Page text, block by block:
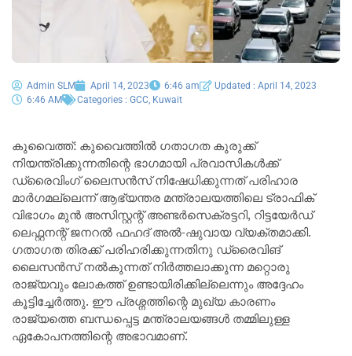
Admin SLM April 14, 2023 6:46 am
Updated : April 14, 2023
6:46 AM
Categories : GCC Kuwait
കുവൈത്ത്: കുവൈത്തിൽ ഗതാഗത കുരുക്ക്
നിയന്ത്രിക്കുന്നതിന്റെ ഭാഗമായി പ്രവാസികൾക്ക്
ഡ്രൈവിംഗ് ലൈസൻസ് നിഷേധിക്കുന്നത് പരിഹാര
മാർഗമല്ലെന്ന് ആഭ്യന്തര മന്ത്രാലയത്തിലെ ട്രാഫിക്
വിഭാഗം മുൻ അസിസ്റ്റന്റ് അണ്ടർസെക്രട്ടറി, റിട്ടയേർഡ്
ലെഫ്റ്റനന്റ് ജനറൽ ഫഹദ് അൽ-ഷുവായ വ്യക്തമാക്കി.
ഗതാഗത തിരക്ക് പരിഹരിക്കുന്നതിനു ഡ്രൈവിങ്
ലൈസൻസ് നൽകുന്നത് നിർത്തലാക്കുന്ന മറ്റൊരു
രാജ്യവും ലോകത്ത് ഉണ്ടായിരിക്കില്ലെന്നും അദ്ദേഹം
കൂട്ടിച്ചേർത്തു. ഈ പ്രശ്നത്തിന്റെ മുഖ്യ കാരണം
രാജ്യത്തെ ബന്ധപ്പെട്ട മന്ത്രാലയങ്ങൾ തമ്മിലുള്ള
ഏകോപനത്തിന്റെ അഭാവമാണ്.